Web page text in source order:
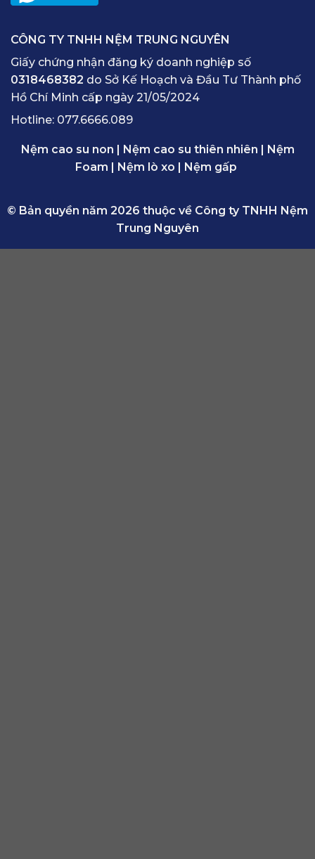
CÔNG TY TNHH NỆM TRUNG NGUYÊN
Giấy chứng nhận đăng ký doanh nghiệp số
0318468382 do Sở Kế Hoạch và Đầu Tư Thành phố
Hồ Chí Minh cấp ngày 21/05/2024
Hotline: 077.6666.089
Nệm cao su non Nệm cao su thiên nhiên
Nệm
Foam
Nệm lò xo Nệm gấp
© Bản quyền năm 2026 thuộc về Công ty TNHH Nệm
Trung Nguyên